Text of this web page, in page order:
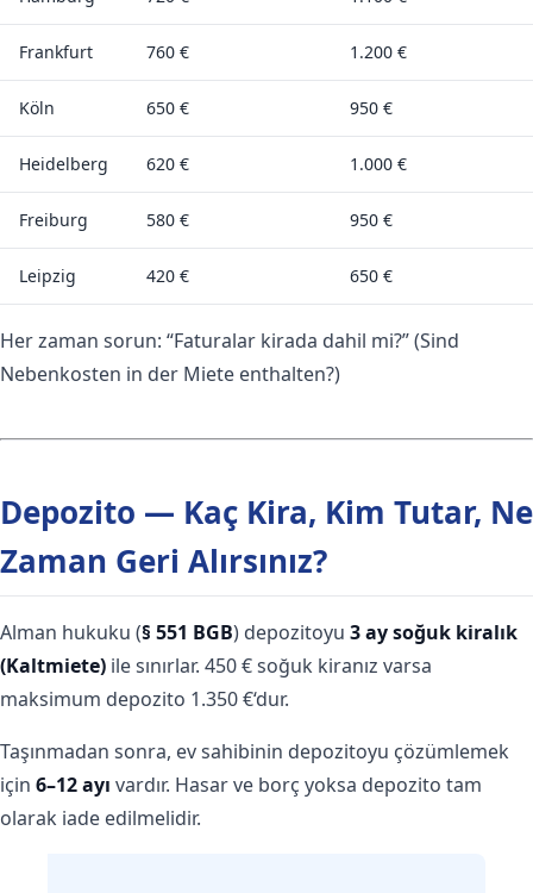
Frankfurt 760 € 1.200 €
Köln 650 € 950 €
Heidelberg 620 € 1.000 €
Freiburg 580 € 950 €
Leipzig 420 € 650 €
Her zaman sorun: “Faturalar kirada dahil mi?” (Sind
Nebenkosten in der Miete enthalten?)
Depozito — Kaç Kira, Kim Tutar, Ne
Zaman Geri Alırsınız?
Alman hukuku (§ 551 BGB) depozitoyu 3 ay soğuk kiralık
(Kaltmiete) ile sınırlar. 450 € soğuk kiranız varsa
maksimum depozito 1.350 €‘dur.
Taşınmadan sonra, ev sahibinin depozitoyu çözümlemek
için 6–12 ayı vardır. Hasar ve borç yoksa depozito tam
olarak iade edilmelidir.